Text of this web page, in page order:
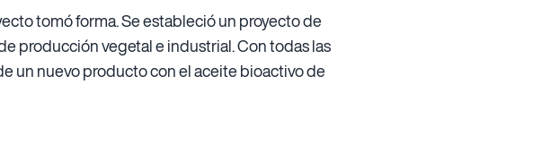
tomó forma. Se estableció un proyecto de
producción vegetal e industrial. Con todas las
un nuevo producto con el aceite bioactivo de